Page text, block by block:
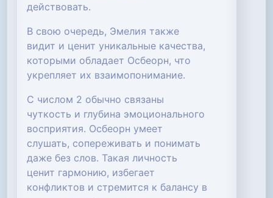
действовать.
В свою очередь, Эмелия также
видит и ценит уникальные качества,
которыми обладает Осбеорн, что
укрепляет их взаимопонимание.
С числом 2 обычно связаны
чуткость и глубина эмоционального
восприятия. Осбеорн умеет
слушать, сопереживать и понимать
даже без слов. Такая личность
ценит гармонию, избегает
конфликтов и стремится к балансу в